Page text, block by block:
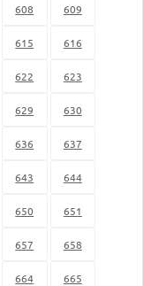
608 609
615 616
622 623
629 630
636 637
643 644
650 651
657 658
664 665